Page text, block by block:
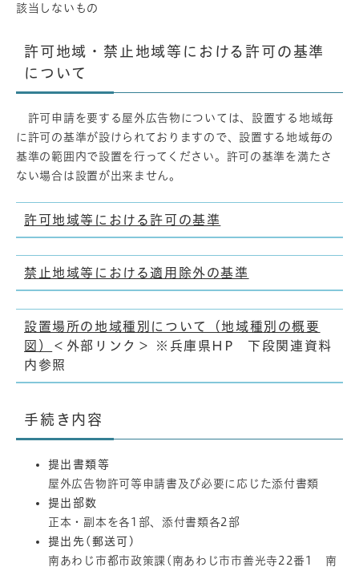
該当しないもの
許可地域・禁止地域等における許可の基準
について
許可申請を要する屋外広告物については、設置する地域毎
に許可の基準が設けられておりますので、設置する地域毎の
基準の範囲内で設置を行ってください。許可の基準を満たさ
ない場合は設置が出来ません。
許可地域等における許可の基準
禁止地域等における適用除外の基準
設置場所の地域種別について（地域種別の概要
図）
＜外部リンク＞
※兵庫県HP 下段関連資料
内参照
手続き内容
提出書類等
屋外広告物許可等申請書及び必要に応じた添付書類
提出部数
正本・副本を各1部、添付書類各2部
提出先(郵送可)
南あわじ市都市政策課(南あわじ市市善光寺22番1 南